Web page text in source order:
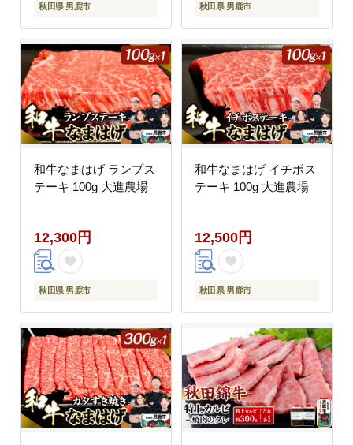
秋田県 男鹿市 秋田県 男鹿市
和牛なまはげ ランプス
テーキ 100g 大進農場
12,300円
秋田県 男鹿市
和牛なまはげ イチボス
テーキ 100g 大進農場
12,500円
秋田県 男鹿市